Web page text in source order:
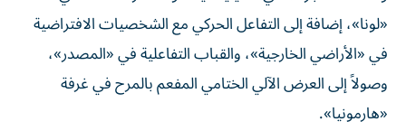
«لونا»، إضافة إلى التفاعل الحركي مع الشخصيات الافتراضية
في «الأراضي الخارجية»، والقباب التفاعلية في «المصدر»،
وصولاً إلى العرض الآلي الختامي المفعم بالمرح في غرفة
«هارمونيا».